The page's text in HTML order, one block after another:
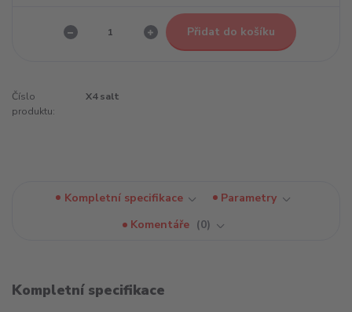
Přidat do košíku
Číslo
produktu:
X4 salt
Kompletní specifikace
Parametry
Komentáře
0
Kompletní specifikace